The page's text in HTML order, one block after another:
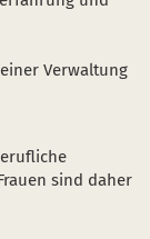
Verwaltung
sind daher